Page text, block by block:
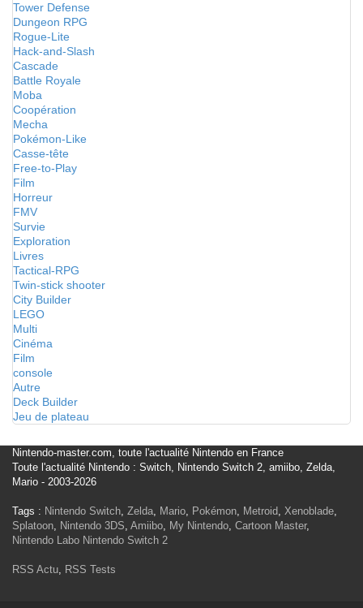
Tower Defense
Dungeon RPG
Rogue-Lite
Hack-and-Slash
Cascade
Battle Royale
Moba
Coopération
Mecha
Pokémon-Like
Casse-tête
Free-to-Play
Film
Horreur
FMV
Survie
Exploration
Livres
Tactical-RPG
Twin-stick shooter
City Builder
LEGO
Multi
Cinéma
Film
console
Autre
Deck Builder
Jeu de plateau
Nintendo-master.com, toute l'actualité Nintendo en France
Toute l'actualité Nintendo : Switch, Nintendo Switch 2, amiibo, Zelda,
Mario - 2003-2026
Tags : Nintendo Switch, Zelda, Mario, Pokémon, Metroid, Xenoblade,
Splatoon, Nintendo 3DS, Amiibo, My Nintendo, Cartoon Master,
Nintendo Labo Nintendo Switch 2
RSS Actu, RSS Tests